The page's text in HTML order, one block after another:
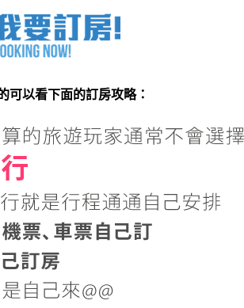
可以看下面的訂房攻略：